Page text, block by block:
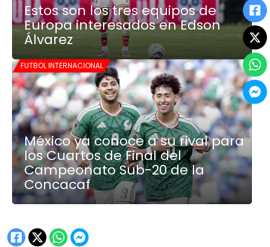
Estos son los tres equipos de
Europa interesados en Edson
Álvarez
FUTBOL INTERNACIONAL
México ya conoce a su rival para
los Cuartos de Final del
Campeonato Sub-20 de la
Concacaf